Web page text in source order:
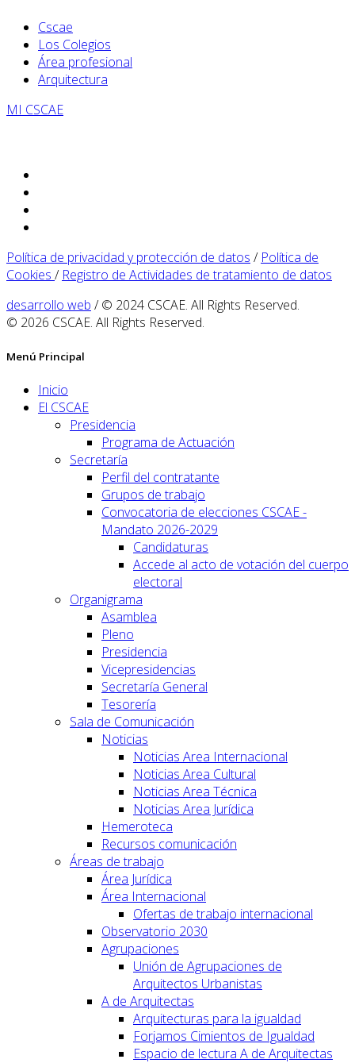
Cscae
Los Colegios
Área profesional
Arquitectura
MI CSCAE
Política de privacidad y protección de datos / Política de
Cookies / Registro de Actividades de tratamiento de datos
desarrollo web / © 2024 CSCAE. All Rights Reserved.
© 2026 CSCAE. All Rights Reserved.
Menú Principal
Inicio
El CSCAE
Presidencia
Programa de Actuación
Secretaría
Perfil del contratante
Grupos de trabajo
Convocatoria de elecciones CSCAE -
Mandato 2026-2029
Candidaturas
Accede al acto de votación del cuerpo
electoral
Organigrama
Asamblea
Pleno
Presidencia
Vicepresidencias
Secretaría General
Tesorería
Sala de Comunicación
Noticias
Noticias Area Internacional
Noticias Area Cultural
Noticias Area Técnica
Noticias Area Jurídica
Hemeroteca
Recursos comunicación
Áreas de trabajo
Área Jurídica
Área Internacional
Ofertas de trabajo internacional
Observatorio 2030
Agrupaciones
Unión de Agrupaciones de
Arquitectos Urbanistas
A de Arquitectas
Arquitecturas para la igualdad
Forjamos Cimientos de Igualdad
Espacio de lectura A de Arquitectas